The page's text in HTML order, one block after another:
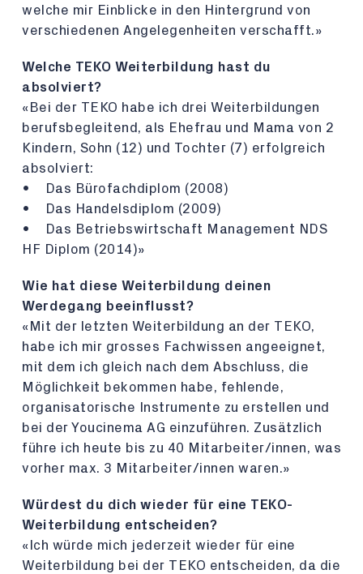
welche mir Einblicke in den Hintergrund von
verschiedenen Angelegenheiten verschafft.»
Welche TEKO Weiterbildung hast du
absolviert?
«Bei der TEKO habe ich drei Weiterbildungen
berufsbegleitend, als Ehefrau und Mama von 2
Kindern, Sohn (12) und Tochter (7) erfolgreich
absolviert:
• Das Bürofachdiplom (2008)
• Das Handelsdiplom (2009)
• Das Betriebswirtschaft Management NDS
HF Diplom (2014)»
Wie hat diese Weiterbildung deinen
Werdegang beeinflusst?
«Mit der letzten Weiterbildung an der TEKO,
habe ich mir grosses Fachwissen angeeignet,
mit dem ich gleich nach dem Abschluss, die
Möglichkeit bekommen habe, fehlende,
organisatorische Instrumente zu erstellen und
bei der Youcinema AG einzuführen. Zusätzlich
führe ich heute bis zu 40 Mitarbeiter/innen, was
vorher max. 3 Mitarbeiter/innen waren.»
Würdest du dich wieder für eine TEKO-
Weiterbildung entscheiden?
«Ich würde mich jederzeit wieder für eine
Weiterbildung bei der TEKO entscheiden, da die